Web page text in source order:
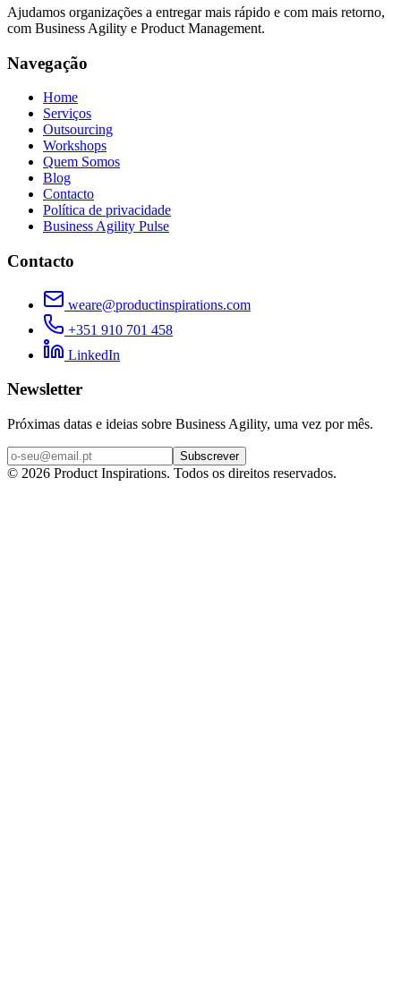
Ajudamos organizações a entregar mais rápido e com mais retorno,
com Business Agility e Product Management.
Navegação
Home
Serviços
Outsourcing
Workshops
Quem Somos
Blog
Contacto
Política de privacidade
Business Agility Pulse
Contacto
weare@productinspirations.com
+351 910 701 458
LinkedIn
Newsletter
Próximas datas e ideias sobre Business Agility, uma vez por mês.
Subscrever
© 2026 Product Inspirations. Todos os direitos reservados.